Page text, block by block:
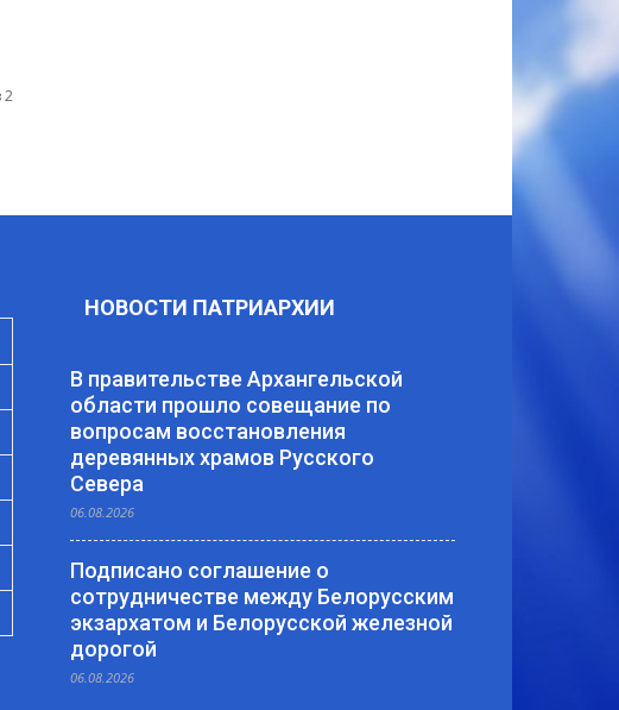
2
НОВОСТИ ПАТРИАРХИИ
В правительстве Архангельской
области прошло совещание по
вопросам восстановления
деревянных храмов Русского
Севера
06.08.2026
Подписано соглашение о
сотрудничестве между Белорусским
экзархатом и Белорусской железной
дорогой
06.08.2026